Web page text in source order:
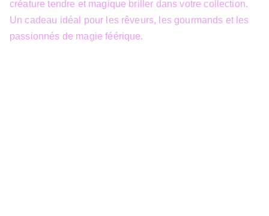
créature tendre et magique briller dans votre collection.
Un cadeau idéal pour les rêveurs, les gourmands et les
passionnés de magie féérique.